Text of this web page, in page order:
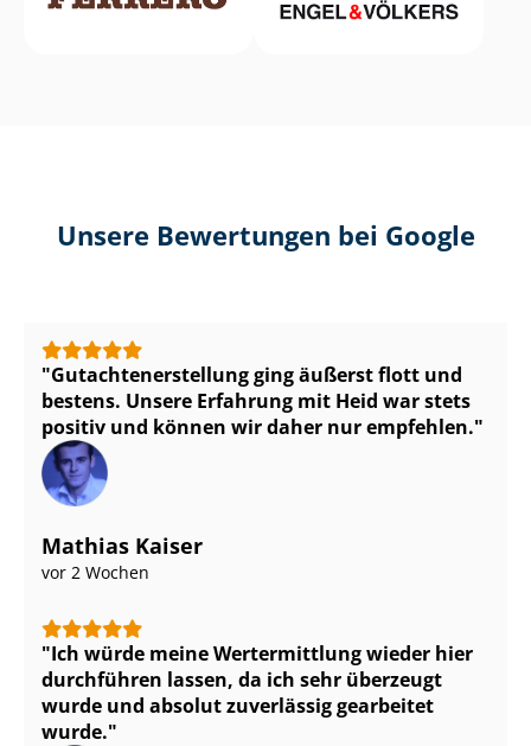
Unsere Bewertungen bei Google
Gut­ach­ten­er­stel­lung ging äußerst flott und
bestens. Unsere Erfahrung mit Heid war stets
positiv und können wir daher nur empfehlen.
Mathias Kaiser
vor 2 Wochen
Ich würde meine Wertermittlung wieder hier
durchführen lassen, da ich sehr überzeugt
wurde und absolut zuverlässig gearbeitet
wurde.